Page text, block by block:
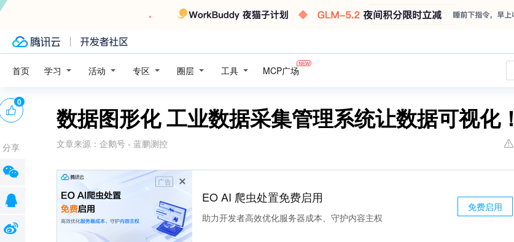
首页 学习 活动 专区 圈层 工具 MCP广场
数据图形化 工业数据采集管理系统让数据可视化！
文章来源： 企鹅号 - 蓝鹏测控
广告
EO AI 爬虫处置免费启用
助力开发者高效优化服务器成本、守护内容主权
免费启用
0
分享